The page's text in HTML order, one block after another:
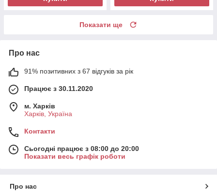
Показати ще
Про нас
91% позитивних з 67 відгуків за рік
Працює з 30.11.2020
м. Харків
Харків, Україна
Контакти
Сьогодні працює з 08:00 до 20:00
Показати весь графік роботи
Про нас